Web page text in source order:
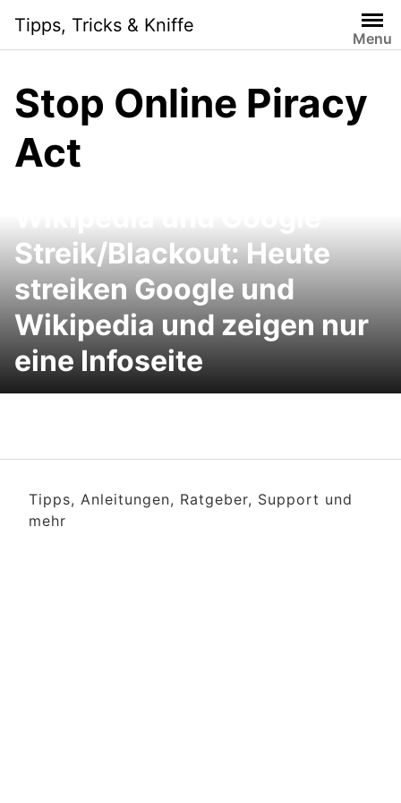
content
Tipps, Tricks & Kniffe
Menu
Stop Online Piracy
Act
Streik/Blackout: Heute
streiken Google und
Wikipedia und zeigen nur
eine Infoseite
Tipps, Anleitungen, Ratgeber, Support und
mehr